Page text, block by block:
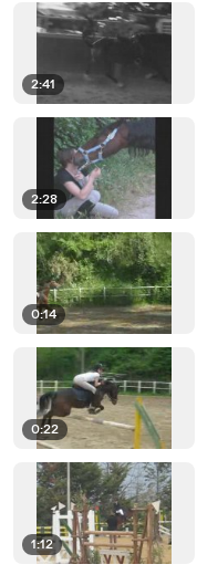
2:41
2:28
0:14
0:22
1:12